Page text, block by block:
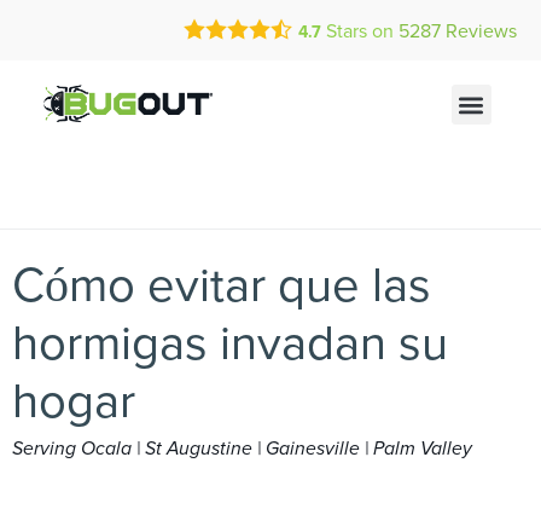
Call Today for a Free Quote! Current Customers Can Text Us!
4.7 Stars on 5287 Reviews
Cómo evitar que las
hormigas invadan su
hogar
Serving Ocala | St Augustine | Gainesville | Palm Valley